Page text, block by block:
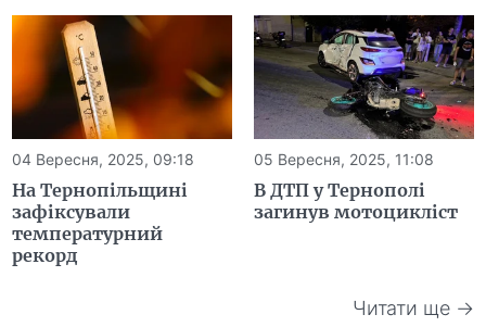
04 Вересня, 2025, 09:18
На Тернопільщині
зафіксували
температурний
рекорд
05 Вересня, 2025, 11:08
В ДТП у Тернополі
загинув мотоцикліст
Читати ще →